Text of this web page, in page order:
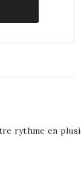
rythme en